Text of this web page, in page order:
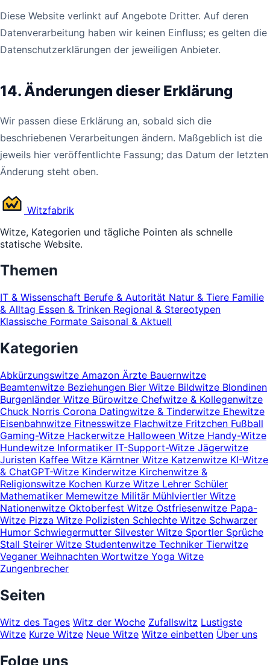
Diese Website verlinkt auf Angebote Dritter. Auf deren
Datenverarbeitung haben wir keinen Einfluss; es gelten die
Datenschutzerklärungen der jeweiligen Anbieter.
14. Änderungen dieser Erklärung
Wir passen diese Erklärung an, sobald sich die
beschriebenen Verarbeitungen ändern. Maßgeblich ist die
jeweils hier veröffentlichte Fassung; das Datum der letzten
Änderung steht oben.
Witzfabrik
Witze, Kategorien und tägliche Pointen als schnelle
statische Website.
Themen
IT & Wissenschaft Berufe & Autorität Natur & Tiere Familie
& Alltag Essen & Trinken Regional & Stereotypen
Klassische Formate Saisonal & Aktuell
Kategorien
Abkürzungswitze Amazon Ärzte Bauernwitze
Beamtenwitze Beziehungen Bier Witze Bildwitze Blondinen
Burgenländer Witze Bürowitze Chefwitze & Kollegenwitze
Chuck Norris Corona Datingwitze & Tinderwitze Ehewitze
Eisenbahnwitze Fitnesswitze Flachwitze Fritzchen Fußball
Gaming-Witze Hackerwitze Halloween Witze Handy-Witze
Hundewitze Informatiker IT-Support-Witze Jägerwitze
Juristen Kaffee Witze Kärntner Witze Katzenwitze KI-Witze
& ChatGPT-Witze Kinderwitze Kirchenwitze &
Religionswitze Kochen Kurze Witze Lehrer Schüler
Mathematiker Memewitze Militär Mühlviertler Witze
Nationenwitze Oktoberfest Witze Ostfriesenwitze Papa-
Witze Pizza Witze Polizisten Schlechte Witze Schwarzer
Humor Schwiegermutter Silvester Witze Sportler Sprüche
Stall Steirer Witze Studentenwitze Techniker Tierwitze
Veganer Weihnachten Wortwitze Yoga Witze
Zungenbrecher
Seiten
Witz des Tages Witz der Woche Zufallswitz Lustigste
Witze Kurze Witze Neue Witze Witze einbetten Über uns
Folge uns